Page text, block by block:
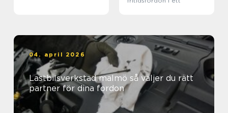
04. april 2026
Lastbilsverkstad malmö så väljer du rätt
partner för dina fordon